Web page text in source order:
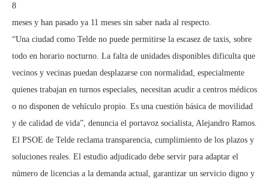
8
meses y han pasado ya 11 meses sin saber nada al respecto.
“Una ciudad como Telde no puede permitirse la escasez de taxis, sobre
todo en horario nocturno. La falta de unidades disponibles dificulta que
vecinos y vecinas puedan desplazarse con normalidad, especialmente
quienes trabajan en turnos especiales, necesitan acudir a centros médicos
o no disponen de vehículo propio. Es una cuestión básica de movilidad
y de calidad de vida”, denuncia el portavoz socialista, Alejandro Ramos.
El PSOE de Telde reclama transparencia, cumplimiento de los plazos y
soluciones reales. El estudio adjudicado debe servir para adaptar el
número de licencias a la demanda actual, garantizar un servicio digno y